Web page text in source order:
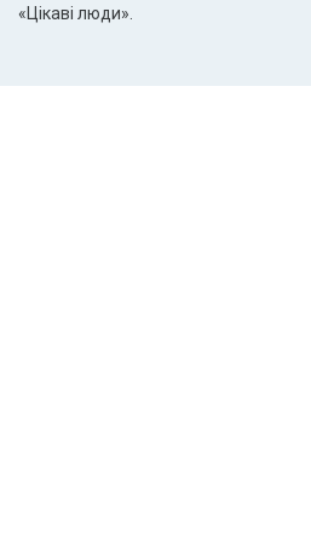
«Цікаві люди».